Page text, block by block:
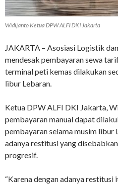
Widijanto Ketua DPW ALFI DKI Jakarta
JAKARTA – Asosiasi Logistik
mendesak pembayaran sewa
terminal peti kemas dilakukan
libur Lebaran.
Ketua DPW ALFI DKI Jakarta,
pembayaran manual dapat
pembayaran selama musim libur
adanya restitusi yang
progresif.
“Karena dengan adanya restitusi